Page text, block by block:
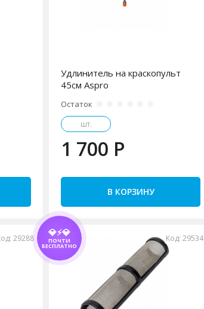
Удлинитель на краскопульт
45см Aspro
Остаток
шт.
1 700 P
В КОРЗИНУ
29288
💎⚡💎
ПОЧТИ
БЕСПЛАТНО
Код: 29534